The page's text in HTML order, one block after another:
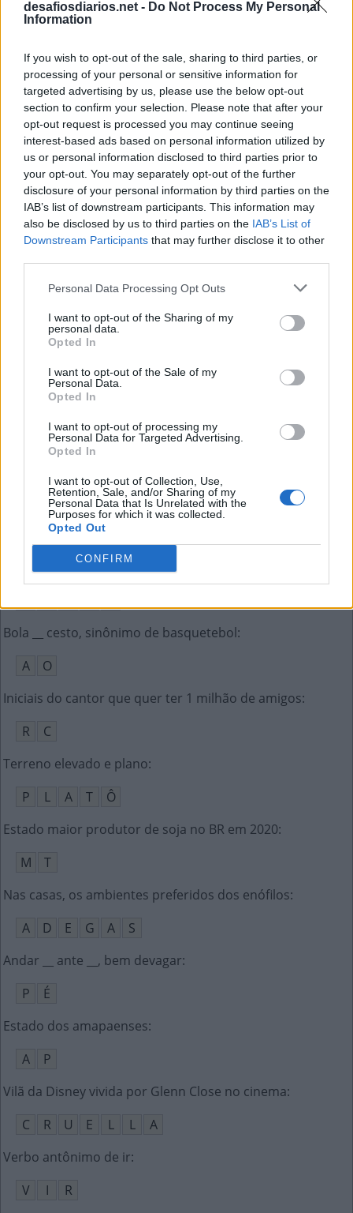
desafiosdiarios.net - Do Not Process My Personal
Information
If you wish to opt-out of the sale, sharing to third parties, or
processing of your personal or sensitive information for
targeted advertising by us, please use the below opt-out
section to confirm your selection. Please note that after your
opt-out request is processed you may continue seeing
interest-based ads based on personal information utilized by
us or personal information disclosed to third parties prior to
your opt-out. You may separately opt-out of the further
disclosure of your personal information by third parties on the
IAB’s list of downstream participants. This information may
also be disclosed by us to third parties on the IAB’s List of
Downstream Participants that may further disclose it to other
Personal Data Processing Opt Outs
I want to opt-out of the Sharing of my
personal data.
Opted In
I want to opt-out of the Sale of my
Personal Data.
Opted In
I want to opt-out of processing my
Personal Data for Targeted Advertising.
Opted In
I want to opt-out of Collection, Use,
Retention, Sale, and/or Sharing of my
Personal Data that Is Unrelated with the
Purposes for which it was collected.
Opted Out
CONFIRM
C A L
L
A
Í
Washington __, jornal ligado a Jeff Bezos (ing.)
P
O S
T
Vinho que não é tinto nem branco (fra.):
R
O S
É
Vestir:
A C
D
Doença causada pela deficiência de insulina
A B
O mesmo que coragem:
Aquilo que se desvia da norma, irregularidade
:
N O M
Antônimo de longe:
Bola __ cesto, sinônimo de basquetebol:
A
O
Iniciais do cantor que quer ter 1 milhão de amigos:
R
C
Terreno elevado e plano:
P
L A T
Ô
Estado maior produtor de soja no BR em 2020:
M
T
Nas casas, os ambientes preferidos dos enófilos:
A
D E G A
S
Andar __ ante __, bem devagar:
P
É
Estado dos amapaenses:
A
P
Vilã da Disney vivida por Glenn Close no cinema:
C
R U E L L
A
Verbo antônimo de ir:
V
I
R